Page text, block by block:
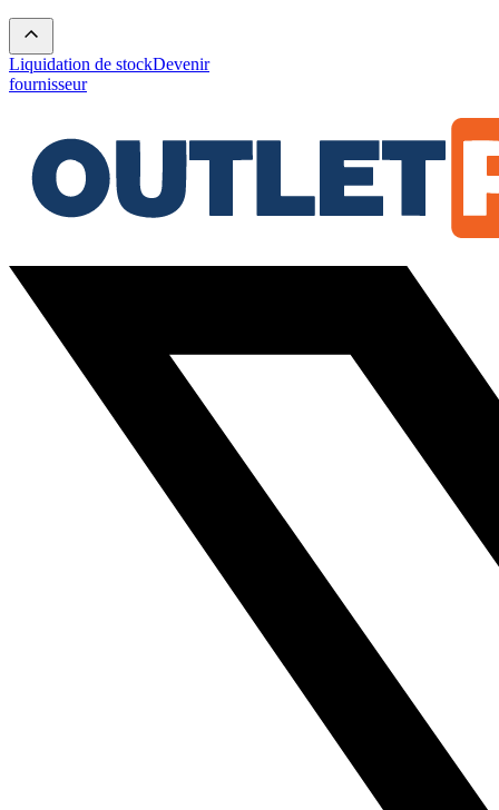
Liquidation de stockDevenir
fournisseur